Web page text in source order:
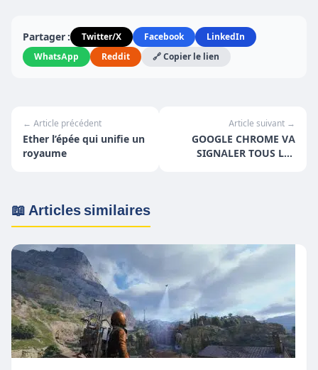
Partager : Twitter/X Facebook
LinkedIn
WhatsApp
Reddit 🔗 Copier le lien
← Article précédent
Ether l’épée qui unifie un
royaume
Article suivant →
GOOGLE CHROME VA
SIGNALER TOUS LES
📖 Articles similaires